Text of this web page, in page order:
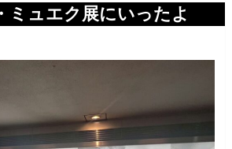
ュエク展にいったよ